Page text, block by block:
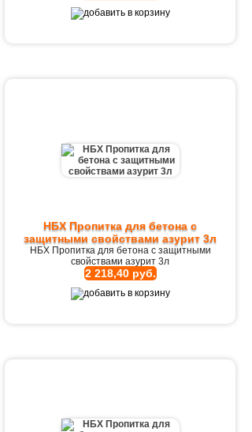
НБХ Пропитка для бетона с
защитными свойствами азурит 3л
НБХ Пропитка для бетона с защитными
свойствами азурит 3л
2 218,40 руб.